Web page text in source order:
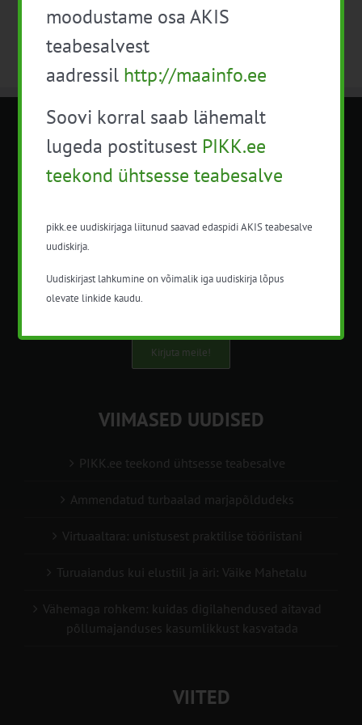
METK NÕUANDETEENISTUS
Nõuandeteenistuse nimetuse alt
nõustamisteenuseid.
info@pikk.ee
Kirjuta meile!
VIIMASED UUDISED
PIKK.ee teekond ühtsesse teabesalve
Ammendatud turbaalad marjapõldudeks
Virtuaaltara: unistusest praktilise tööriistani
Turuaiandus kui elustiil ja äri: Väike Mahetalu
Vähemaga rohkem: kuidas digilahendused aitavad
põllumajanduses kasumlikkust kasvatada
VIITED
moodustame osa AKIS
teabesalvest
aadressil http://maainfo.ee
Soovi korral saab lähemalt
lugeda postitusest PIKK.ee
teekond ühtsesse teabesalve
pikk.ee uudiskirjaga liitunud saavad edaspidi AKIS teabesalve
uudiskirja.
Uudiskirjast lahkumine on võimalik iga uudiskirja lõpus
olevate linkide kaudu.